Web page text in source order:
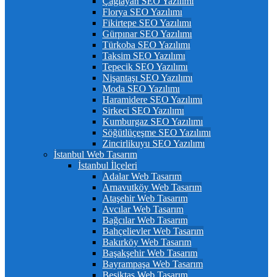
Florya SEO Yazılımı
Fikirtepe SEO Yazılımı
Gürpınar SEO Yazılımı
Türkoba SEO Yazılımı
Taksim SEO Yazılımı
Tepecik SEO Yazılımı
Nişantaşı SEO Yazılımı
Moda SEO Yazılımı
Haramidere SEO Yazılımı
Sirkeci SEO Yazılımı
Kumburgaz SEO Yazılımı
Söğütlüçeşme SEO Yazılımı
Zincirlikuyu SEO Yazılımı
İstanbul Web Tasarım
İstanbul İlçeleri
Adalar Web Tasarım
Arnavutköy Web Tasarım
Ataşehir Web Tasarım
Avcılar Web Tasarım
Bağcılar Web Tasarım
Bahçelievler Web Tasarım
Bakırköy Web Tasarım
Başakşehir Web Tasarım
Bayrampaşa Web Tasarım
Beşiktaş Web Tasarım